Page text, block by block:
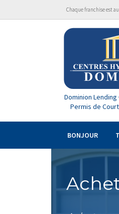
Chaque franchise est
Dominion Lending
Permis de
BONJOUR